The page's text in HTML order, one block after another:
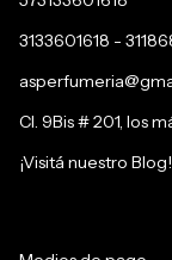
3133601618 -
Cl. 9Bis # 201, los
¡Visitá nuestro Blog!